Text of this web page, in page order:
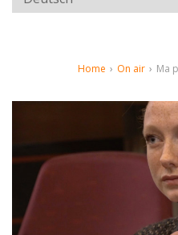
Home › On air › Ma